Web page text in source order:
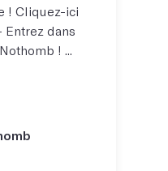
! Cliquez-ici
Entrez dans
! ...